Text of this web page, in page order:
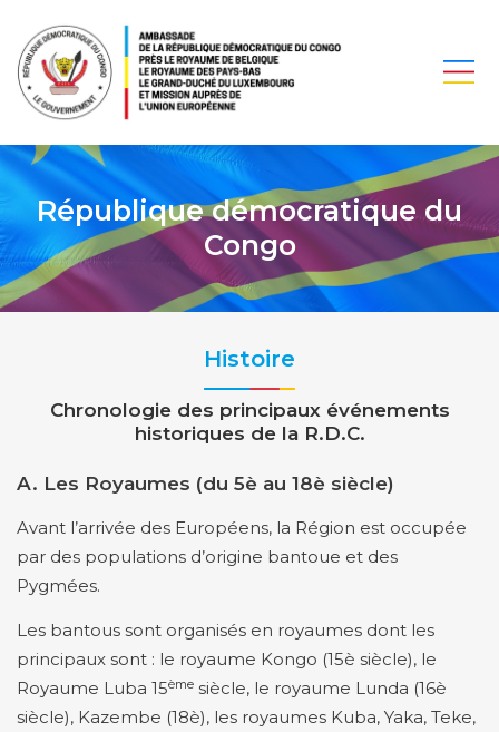
République démocratique du
Congo
Histoire
Chronologie des principaux événements
historiques de la R.D.C.
A. Les Royaumes (du 5è au 18è siècle)
Avant l’arrivée des Européens, la Région est occupée
par des populations d’origine bantoue et des
Pygmées.
Les bantous sont organisés en royaumes dont les
principaux sont : le royaume Kongo (15è siècle), le
Royaume Luba 15ème siècle, le royaume Lunda (16è
siècle), Kazembe (18è), les royaumes Kuba, Yaka, Teke,